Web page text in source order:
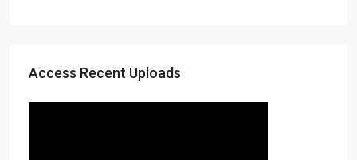
Access Recent Uploads